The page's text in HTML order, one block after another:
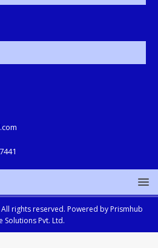
All rights reserved. Powered by Prismhub
Solutions Pvt. Ltd.